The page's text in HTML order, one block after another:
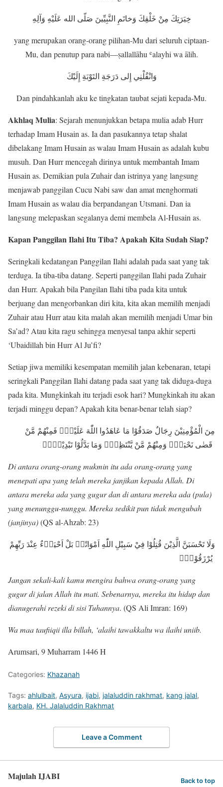
خِيَرَتِكَ مِنْ خَلْقِكَ وَخاتَمِ النَّبِيِّينَ صَلّى الله عَلَيْهِ وَآلِهِ
yang merupakan orang-orang pilihan-Mu dari seluruh ciptaan-
Mu, dan penutup para nabi—ṣallallāhu ʿalayhi wa ālih.
وَانْقُلْنِي إِلى دَرَجَةِ التَوْبَةِ إِلَيْكَ
Dan pindahkanlah aku ke tingkatan taubat sejati kepada-Mu.
Akhlaq Mulia: Sejarah menunjukkan betapa mulia adab Hurr
terhadap Imam Husain as. Ia dan pasukannya tetap shalat
dibelakang Imam Husain as walau Imam Husain as adalah kubu
musuh. Dan Hurr mencegah dirinya untuk membantah Imam
Husain as. Demikian pula Zuhair dan istrinya yang langsung
menjawab panggilan Cucu Nabi saw dan amat menghormati
Imam Husain as walau dia berpandangan Utsmani. Dan ia
langsung melepaskan segalanya demi membela Al-Husain as.
Kapan Panggilan Ilahi Itu Tiba? Apakah Kita Sudah Siap?
Seringkali kedatangan Panggilan Ilahi adalah pada saat yang tak
terduga. Ia tiba-tiba datang. Seperti panggilan Ilahi pada Zuhair
dan Hurr. Apakah bila Pangilan Ilahi tiba pada kita untuk
berjuang dan mengorbankan diri kita, kita akan memilih menjadi
Zuhair atau Hurr atau kita malah akan memilih menjadi Umar bin
Sa’ad? Atau kita ragu sehingga menyesal tanpa akhir seperti
‘Ubaidillah bin Hurr Al Ju’fi?
Setiap jiwa memiliki kesempatan memilih jalan kebenaran, tetapi
seringkali Panggilan Ilahi datang pada saat yang tak diduga-duga
pada kita. Mungkinkah itu terjadi esok hari? Mungkinkah itu akan
terjadi minggu depan? Apakah kita benar-benar telah siap?
مِنَ الْمُؤْمِنِيْنَ رِجَالٌ صَدَقُوْا مَا عَاهَدُوا اللّٰهَ عَلَيْهِۚ فَمِنْهُمْ مَّنْ
Di antara orang-orang mukmin itu ada orang-orang yang
menepati apa yang telah mereka janjikan kepada Allah. Di
antara mereka ada yang gugur dan di antara mereka ada (pula)
yang menunggu-nunggu. Mereka sedikit pun tidak mengubah
(janjinya)(QS al-Ahzab: 23)
وَلَا تَحْسَبَنَّ الَّذِيْنَ قُتِلُوْا فِيْ سَبِيْلِ اللّٰهِ اَمْوَاتًاۗ بَلْ اَحْيَاۤءٌ عِنْدَ رَبِّهِمْ
يُرْزَقُوْنَۙ
Jangan sekali-kali kamu mengira bahwa orang-orang yang
gugur di jalan Allah itu mati. Sebenarnya, mereka itu hidup dan
dianugerahi rezeki di sisi Tuhannya. (QS Ali Imran: 169)
Wa maa taufiiqii illa billah, ‘alaihi tawakkaltu wa ilaihi uniib.
Arumsari, 9 Muharram 1446 H
Categories: Khazanah
Tags: ahlulbait, Asyura, ijabi, jalaluddin rakhmat, kang jalal,
karbala, KH. Jalaluddin Rakhmat
Leave a Comment
Majulah IJABI Back to top